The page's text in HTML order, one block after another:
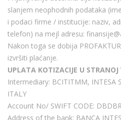
slanjem neophodnih podataka
i podaci firme / institucije: naziv,
telefon) na mejl adresu:
Nakon toga se dobija
izvršiti plaćanje.
UPLATA KOTIZACIJE U
Intermediary: BCITITMM, INTESA
ITALY
Account No/ SWIFT CODE:
Address of the bank: BANCA